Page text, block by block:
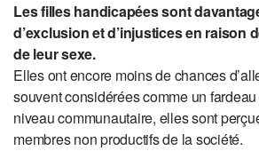
Les filles handicapées sont
d’exclusion et d’injustices en raison
de leur sexe.
Elles ont encore moins de chances
souvent considérées comme un
niveau communautaire, elles sont
membres non productifs de la société.